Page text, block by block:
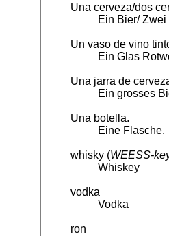
Una cerveza/dos
Ein Bier/
Un vaso de vino
Ein Glas
Una jarra de
Ein grosses
Una botella.
Eine Flasche.
whisky (WEESS-
Whiskey
vodka
Vodka
ron